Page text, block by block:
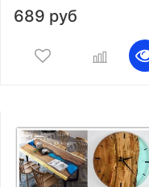
689 руб